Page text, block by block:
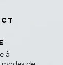
à